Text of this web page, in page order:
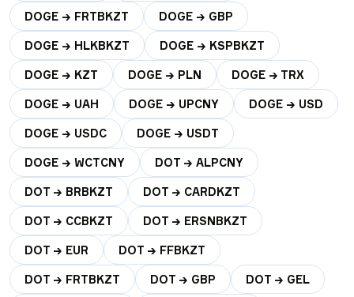
DOGE → FRTBKZT DOGE → GBP
DOGE → HLKBKZT DOGE → KSPBKZT
DOGE → KZT DOGE → PLN DOGE → TRX
DOGE → UAH DOGE → UPCNY DOGE → USD
DOGE → USDC DOGE → USDT
DOGE → WCTCNY DOT → ALPCNY
DOT → BRBKZT DOT → CARDKZT
DOT → CCBKZT DOT → ERSNBKZT
DOT → EUR DOT → FFBKZT
DOT → FRTBKZT DOT → GBP DOT → GEL